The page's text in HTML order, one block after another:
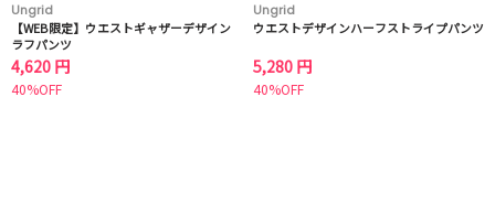
Ungrid
【WEB限定】ウエストギャザーデザイン
ラフパンツ
4,620 円
40%OFF
Ungrid
ウエストデザインハーフストライプパンツ
5,280 円
40%OFF